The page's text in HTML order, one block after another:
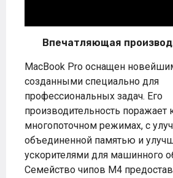
Впечатляющая
MacBook Pro оснащен
созданными специально для
профессиональных задач. Его
производительность поражает
многопоточном режимах, с
объединенной памятью и
ускорителями для машинного
Семейство чипов M4